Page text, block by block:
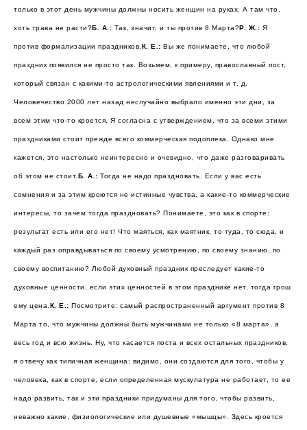
только в этот день мужчины должны носить женщин на руках. А там что,
хоть трава не расти?Б. А.: Так, значит, и ты против 8 Марта?Р. Ж.: Я
против формализации праздников. К. Е.: Вы же понимаете, что любой
праздник появился не просто так. Возьмем, к примеру, православный пост,
который связан с какими-то астрологическими явлениями и т. д.
Человечество 2000 лет назад неслучайно выбрало именно эти дни, за
всем этим что-то кроется. Я согласна с утверждением, что за всеми этими
праздниками стоит прежде всего коммерческая подоплека. Однако мне
кажется, это настолько неинтересно и очевидно, что даже разговаривать
об этом не стоит. Б. А.: Тогда не надо праздновать. Если у вас есть
сомнения и за этим кроются не истинные чувства, а какие-то коммерческие
интересы, то зачем тогда праздновать? Понимаете, это как в спорте:
результат есть или его нет! Что маяться, как маятник, то туда, то сюда, и
каждый раз оправдываться по своему усмотрению, по своему знанию, по
своему воспитанию? Любой духовный праздник преследует какие-то
духовные ценности, если этих ценностей в этом празднике нет, тогда грош
ему цена. К. Е.: Посмотрите: самый распространенный аргумент против 8
Марта то, что мужчины должны быть мужчинами не только «8 марта», а
весь год и всю жизнь. Ну, что касается поста и всех остальных праздников,
я отвечу как типичная женщина: видимо, они создаются для того, чтобы у
человека, как в спорте, если определенная мускулатура не работает, то ее
надо развить, так и эти праздники придуманы для того, чтобы развить,
неважно какие, физиологические или душевные «мышцы». Здесь кроется